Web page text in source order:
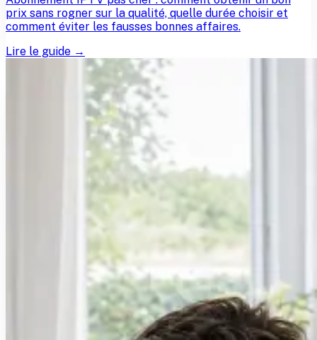
prix sans rogner sur la qualité, quelle durée choisir et
comment éviter les fausses bonnes affaires.
Lire le guide →